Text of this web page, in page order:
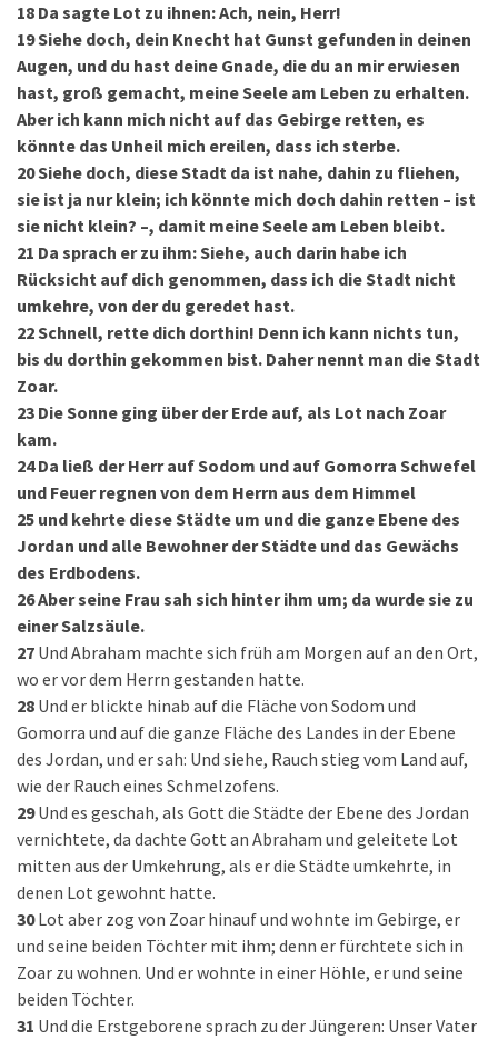
18 Da sagte Lot zu ihnen: Ach, nein, Herr!
19Siehe doch, dein Knecht hat Gunst gefunden in deinen
Augen, und du hast deine Gnade, die du an mir erwiesen
hast, groß gemacht, meine Seele am Leben zu erhalten.
Aber ich kann mich nicht auf das Gebirge retten, es
könnte das Unheil mich ereilen, dass ich sterbe.
20Siehe doch, diese Stadt da ist nahe, dahin zu fliehen,
sie ist ja nur klein; ich könnte mich doch dahin retten – ist
sie nicht klein? –, damit meine Seele am Leben bleibt.
21 Da sprach er zu ihm: Siehe, auch darin habe ich
Rücksicht auf dich genommen, dass ich die Stadt nicht
umkehre, von der du geredet hast.
22Schnell, rette dich dorthin! Denn ich kann nichts tun,
bis du dorthin gekommen bist. Daher nennt man die Stadt
Zoar.
23 Die Sonne ging über der Erde auf, als Lot nach Zoar
kam.
24 Da ließ der Herr auf Sodom und auf Gomorra Schwefel
und Feuer regnen von dem Herrn aus dem Himmel
25 und kehrte diese Städte um und die ganze Ebene des
Jordan und alle Bewohner der Städte und das Gewächs
des Erdbodens.
26Aber seine Frau sah sich hinter ihm um; da wurde sie zu
einer Salzsäule.
27 Und Abraham machte sich früh am Morgen auf an den Ort,
wo er vor dem Herrn gestanden hatte.
28 Und er blickte hinab auf die Fläche von Sodom und
Gomorra und auf die ganze Fläche des Landes in der Ebene
des Jordan, und er sah: Und siehe, Rauch stieg vom Land auf,
wie der Rauch eines Schmelzofens.
29 Und es geschah, als Gott die Städte der Ebene des Jordan
vernichtete, da dachte Gott an Abraham und geleitete Lot
mitten aus der Umkehrung, als er die Städte umkehrte, in
denen Lot gewohnt hatte.
30 Lot aber zog von Zoar hinauf und wohnte im Gebirge, er
und seine beiden Töchter mit ihm; denn er fürchtete sich in
Zoar zu wohnen. Und er wohnte in einer Höhle, er und seine
beiden Töchter.
31 Und die Erstgeborene sprach zu der Jüngeren: Unser Vater